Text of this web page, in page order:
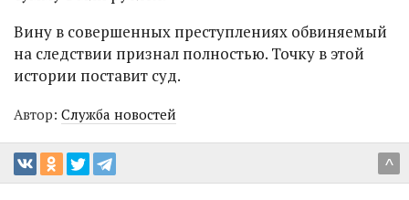
Вину в совершенных преступлениях обвиняемый
на следствии признал полностью. Точку в этой
истории поставит суд.
Автор: Служба новостей
^